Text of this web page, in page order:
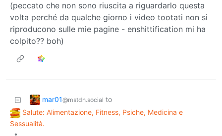
(peccato che non sono riuscita a riguardarlo questa
volta perché da qualche giorno i video tootati non si
riproducono sulle mie pagine - enshittification mi ha
colpito?? boh)
mar01@mstdn.social to
Salute: Alimentazione, Fitness, Psiche, Medicina e
Sessualità.
•